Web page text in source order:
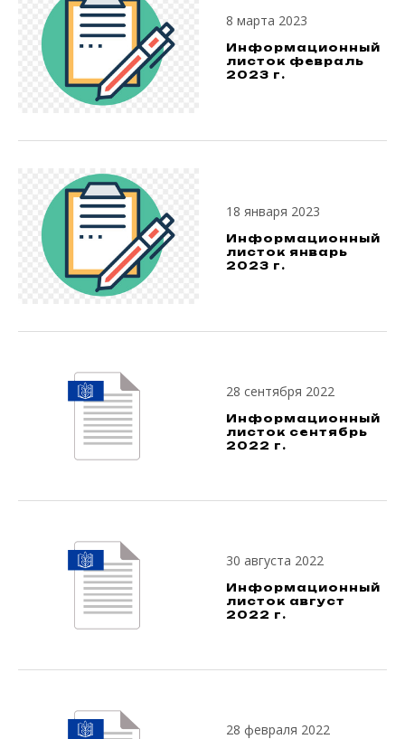
8 марта 2023
Информационный
листок февраль
2023 г.
18 января 2023
Информационный
листок январь
2023 г.
28 сентября 2022
Информационный
листок сентябрь
2022 г.
30 августа 2022
Информационный
листок август
2022 г.
28 февраля 2022